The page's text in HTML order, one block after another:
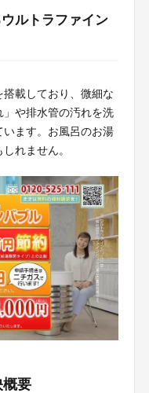
ルトラファイン
載しており、微細な
や排水管の汚れを洗
ます。お風呂のお湯
れません。
概要